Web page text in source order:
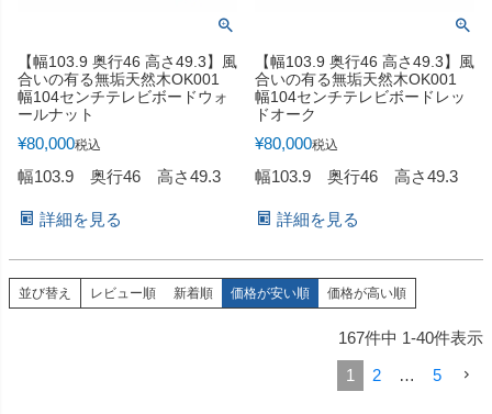
【幅103.9 奥行46 高さ49.3】風
合いの有る無垢天然木OK001
幅104センチテレビボードウォ
ールナット
¥80,000税込
幅103.9 奥行46 高さ49.3
詳細を見る
【幅103.9 奥行46 高さ49.3】風
合いの有る無垢天然木OK001
幅104センチテレビボードレッ
ドオーク
¥80,000税込
幅103.9 奥行46 高さ49.3
詳細を見る
並び替え レビュー順 新着順 価格が安い順 価格が高い順
167件中 1-40件表示
1
2 … 5